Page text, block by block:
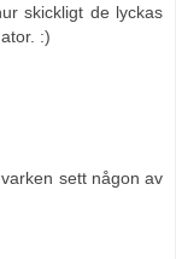
skickligt de lyckas
:)
sett någon av